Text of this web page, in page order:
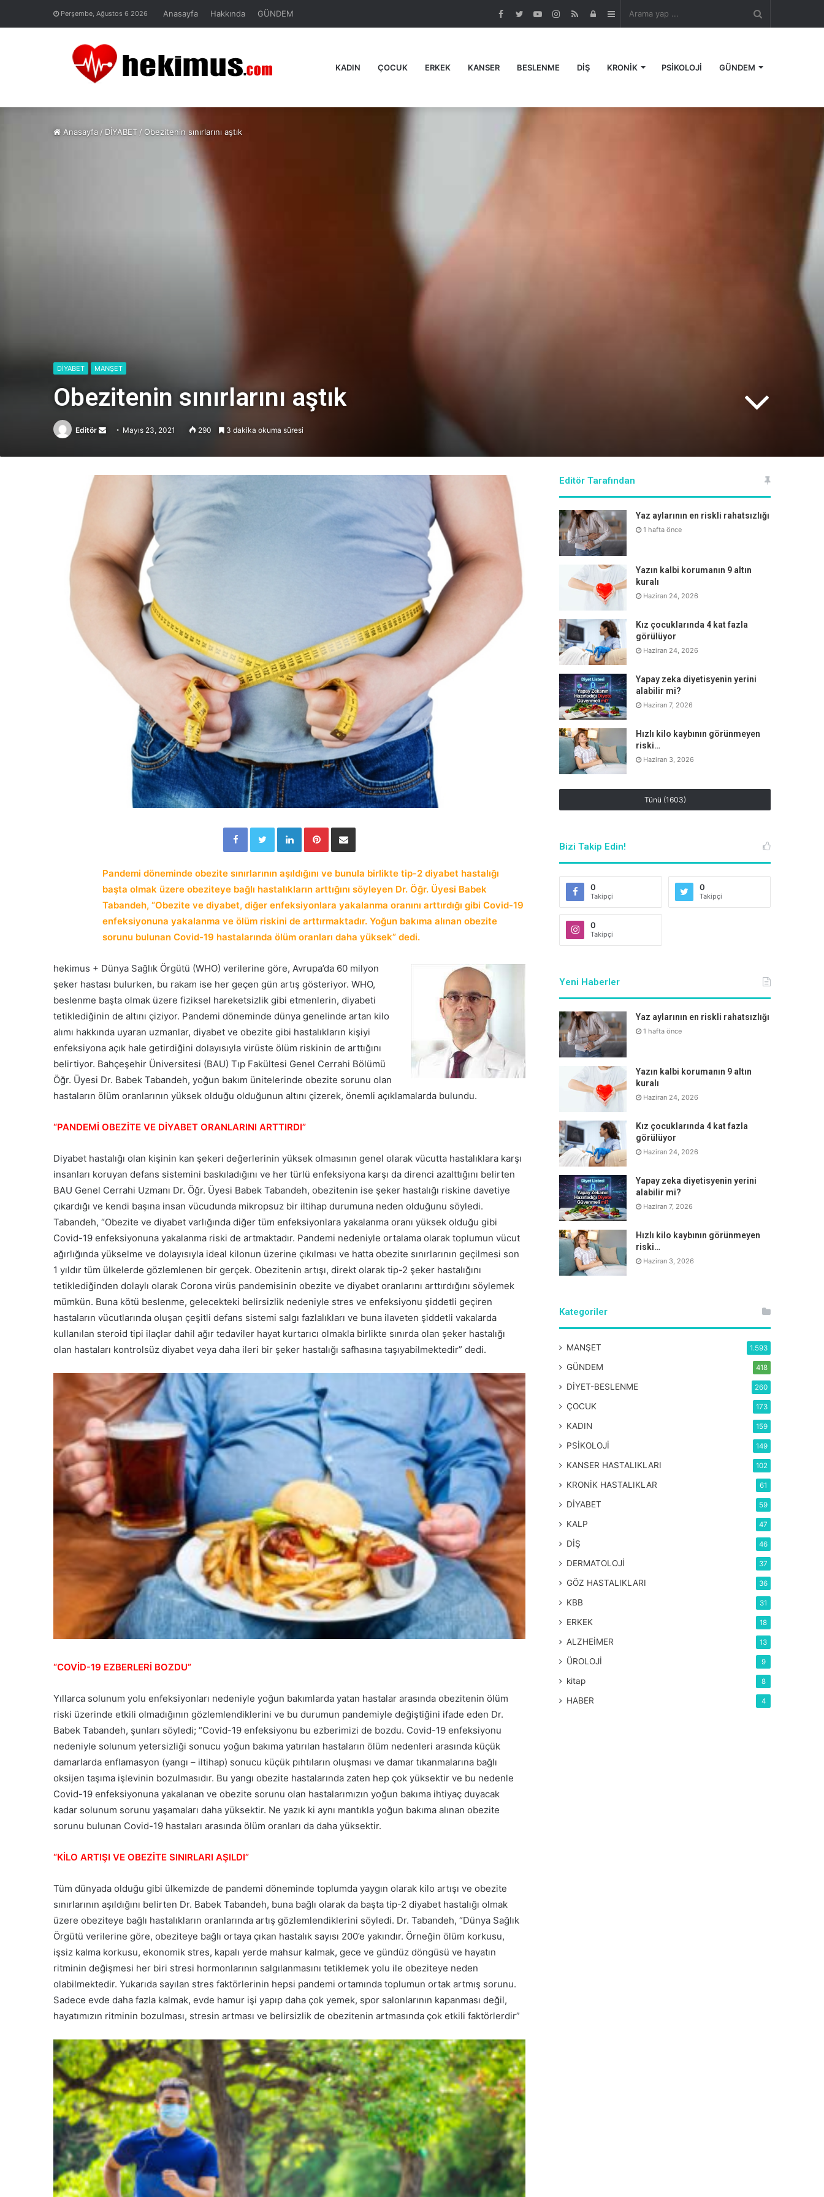
Perşembe, Ağustos 6 2026 Anasayfa Hakkında GÜNDEM
...
Kenar
Kayıt
RSS
Instagram
YouTube
Twitter
Facebook
KADIN ÇOCUK ERKEK KANSER BESLENME DİŞ KRONİK PSİKOLOJİ GÜNDEM
Anasayfa / DİYABET /Obezitenin sınırlarını aştık
DİYABET MANŞET
Obezitenin sınırlarını aştık
Editör
Send
email
Mayıs 23, 2021 290 3 dakika okuma süresi
Facebook Twitter LinkedIn Pinterest
Pandemi döneminde obezite sınırlarının aşıldığını ve bunula birlikte tip-2 diyabet hastalığı
başta olmak üzere obeziteye bağlı hastalıkların arttığını söyleyen Dr. Öğr. Üyesi Babek
Tabandeh, “Obezite ve diyabet, diğer enfeksiyonlara yakalanma oranını arttırdığı gibi Covid-19
enfeksiyonuna yakalanma ve ölüm riskini de arttırmaktadır. Yoğun bakıma alınan obezite
sorunu bulunan Covid-19 hastalarında ölüm oranları daha yüksek” dedi.
hekimus + Dünya Sağlık Örgütü (WHO) verilerine göre, Avrupa’da 60 milyon
şeker hastası bulurken, bu rakam ise her geçen gün artış gösteriyor. WHO,
beslenme başta olmak üzere fiziksel hareketsizlik gibi etmenlerin, diyabeti
tetiklediğinin de altını çiziyor. Pandemi döneminde dünya genelinde artan kilo
alımı hakkında uyaran uzmanlar, diyabet ve obezite gibi hastalıkların kişiyi
enfeksiyona açık hale getirdiğini dolayısıyla virüste ölüm riskinin de arttığını
belirtiyor. Bahçeşehir Üniversitesi (BAU) Tıp Fakültesi Genel Cerrahi Bölümü
Öğr. Üyesi Dr. Babek Tabandeh, yoğun bakım ünitelerinde obezite sorunu olan
hastaların ölüm oranlarının yüksek olduğu olduğunun altını çizerek, önemli açıklamalarda bulundu.
“PANDEMİ OBEZİTE VE DİYABET ORANLARINI ARTTIRDI”
Diyabet hastalığı olan kişinin kan şekeri değerlerinin yüksek olmasının genel olarak vücutta hastalıklara karşı
insanları koruyan defans sistemini baskıladığını ve her türlü enfeksiyona karşı da direnci azalttığını belirten
BAU Genel Cerrahi Uzmanı Dr. Öğr. Üyesi Babek Tabandeh, obezitenin ise şeker hastalığı riskine davetiye
çıkardığı ve kendi başına insan vücudunda mikropsuz bir iltihap durumuna neden olduğunu söyledi.
Tabandeh, “Obezite ve diyabet varlığında diğer tüm enfeksiyonlara yakalanma oranı yüksek olduğu gibi
Covid-19 enfeksiyonuna yakalanma riski de artmaktadır. Pandemi nedeniyle ortalama olarak toplumun vücut
ağırlığında yükselme ve dolayısıyla ideal kilonun üzerine çıkılması ve hatta obezite sınırlarının geçilmesi son
1 yıldır tüm ülkelerde gözlemlenen bir gerçek. Obezitenin artışı, direkt olarak tip-2 şeker hastalığını
tetiklediğinden dolaylı olarak Corona virüs pandemisinin obezite ve diyabet oranlarını arttırdığını söylemek
mümkün. Buna kötü beslenme, gelecekteki belirsizlik nedeniyle stres ve enfeksiyonu şiddetli geçiren
hastaların vücutlarında oluşan çeşitli defans sistemi salgı fazlalıkları ve buna ilaveten şiddetli vakalarda
kullanılan steroid tipi ilaçlar dahil ağır tedaviler hayat kurtarıcı olmakla birlikte sınırda olan şeker hastalığı
olan hastaları kontrolsüz diyabet veya daha ileri bir şeker hastalığı safhasına taşıyabilmektedir” dedi.
“COVİD-19 EZBERLERİ BOZDU”
Yıllarca solunum yolu enfeksiyonları nedeniyle yoğun bakımlarda yatan hastalar arasında obezitenin ölüm
riski üzerinde etkili olmadığının gözlemlendiklerini ve bu durumun pandemiyle değiştiğini ifade eden Dr.
Babek Tabandeh, şunları söyledi; “Covid-19 enfeksiyonu bu ezberimizi de bozdu. Covid-19 enfeksiyonu
nedeniyle solunum yetersizliği sonucu yoğun bakıma yatırılan hastaların ölüm nedenleri arasında küçük
damarlarda enflamasyon (yangı – iltihap) sonucu küçük pıhtıların oluşması ve damar tıkanmalarına bağlı
oksijen taşıma işlevinin bozulmasıdır. Bu yangı obezite hastalarında zaten hep çok yüksektir ve bu nedenle
Covid-19 enfeksiyonuna yakalanan ve obezite sorunu olan hastalarımızın yoğun bakıma ihtiyaç duyacak
kadar solunum sorunu yaşamaları daha yüksektir. Ne yazık ki aynı mantıkla yoğun bakıma alınan obezite
sorunu bulunan Covid-19 hastaları arasında ölüm oranları da daha yüksektir.
“KİLO ARTIŞI VE OBEZİTE SINIRLARI AŞILDI”
Tüm dünyada olduğu gibi ülkemizde de pandemi döneminde toplumda yaygın olarak kilo artışı ve obezite
sınırlarının aşıldığını belirten Dr. Babek Tabandeh, buna bağlı olarak da başta tip-2 diyabet hastalığı olmak
üzere obeziteye bağlı hastalıkların oranlarında artış gözlemlendiklerini söyledi. Dr. Tabandeh, “Dünya Sağlık
Örgütü verilerine göre, obeziteye bağlı ortaya çıkan hastalık sayısı 200’e yakındır. Örneğin ölüm korkusu,
işsiz kalma korkusu, ekonomik stres, kapalı yerde mahsur kalmak, gece ve gündüz döngüsü ve hayatın
ritminin değişmesi her biri stresi hormonlarının salgılanmasını tetiklemek yolu ile obeziteye neden
olabilmektedir. Yukarıda sayılan stres faktörlerinin hepsi pandemi ortamında toplumun ortak artmış sorunu.
Sadece evde daha fazla kalmak, evde hamur işi yapıp daha çok yemek, spor salonlarının kapanması değil,
hayatımızın ritminin bozulması, stresin artması ve belirsizlik de obezitenin artmasında çok etkili faktörlerdir”
Editör Tarafından
Yaz aylarının en riskli rahatsızlığı
1 hafta önce
Yazın kalbi korumanın 9 altın
kuralı
Haziran 24, 2026
Kız çocuklarında 4 kat fazla
görülüyor
Haziran 24, 2026
Yapay zeka diyetisyenin yerini
alabilir mi?
Haziran 7, 2026
Hızlı kilo kaybının görünmeyen
riski…
Haziran 3, 2026
Tünü (1603)
Bizi Takip Edin!
0
Takipçi
0
Takipçi
0
Takipçi
Yeni Haberler
Yaz aylarının en riskli rahatsızlığı
1 hafta önce
Yazın kalbi korumanın 9 altın
kuralı
Haziran 24, 2026
Kız çocuklarında 4 kat fazla
görülüyor
Haziran 24, 2026
Yapay zeka diyetisyenin yerini
alabilir mi?
Haziran 7, 2026
Hızlı kilo kaybının görünmeyen
riski…
Haziran 3, 2026
Kategoriler
MANŞET 1.593
GÜNDEM 418
DİYET-BESLENME 260
ÇOCUK 173
KADIN 159
PSİKOLOJİ 149
KANSER HASTALIKLARI 102
KRONİK HASTALIKLAR 61
DİYABET 59
KALP 47
DİŞ 46
DERMATOLOJİ 37
GÖZ HASTALIKLARI 36
KBB 31
ERKEK 18
ALZHEİMER 13
ÜROLOJİ 9
kitap 8
HABER 4